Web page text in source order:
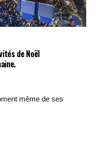
de Noël
même de ses